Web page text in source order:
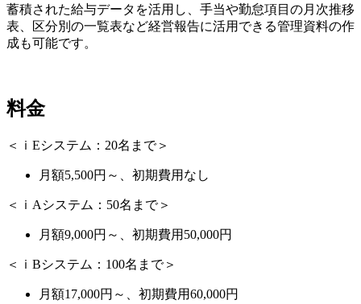
蓄積された給与データを活用し、手当や勤怠項目の月次推移
表、区分別の一覧表など経営報告に活用できる管理資料の作
成も可能です。
料金
＜ｉEシステム：20名まで＞
月額5,500円～、初期費用なし
＜ｉAシステム：50名まで＞
月額9,000円～、初期費用50,000円
＜ｉBシステム：100名まで＞
月額17,000円～、初期費用60,000円